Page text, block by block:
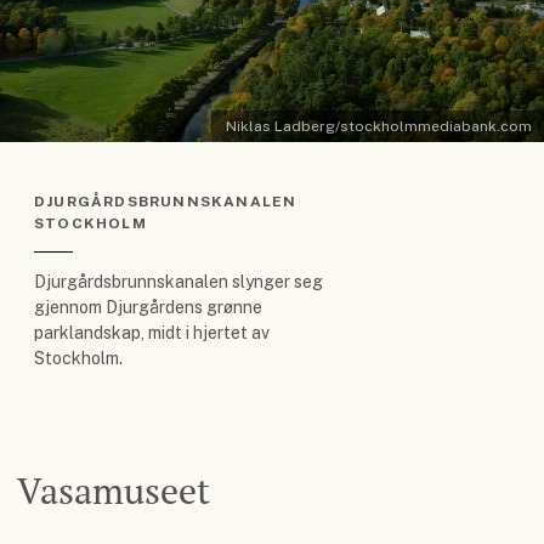
Niklas Ladberg/stockholmmediabank.com
DJURGÅRDSBRUNNSKANALEN
STOCKHOLM
Djurgårdsbrunnskanalen slynger seg
gjennom Djurgårdens grønne
parklandskap, midt i hjertet av
Stockholm.
Vasamuseet